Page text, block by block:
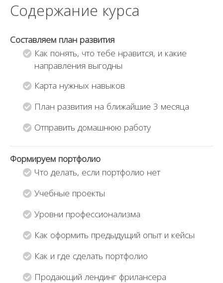
Содержание курса
Составляем план развития
Как понять, что тебе нравится, и какие
направления выгодны
Карта нужных навыков
План развития на ближайшие 3 месяца
Отправить домашнюю работу
Формируем портфолио
Что делать, если портфолио нет
Учебные проекты
Уровни профессионализма
Как оформить предыдущий опыт и кейсы
Как и где сделать портфолио
Продающий лендинг фрилансера